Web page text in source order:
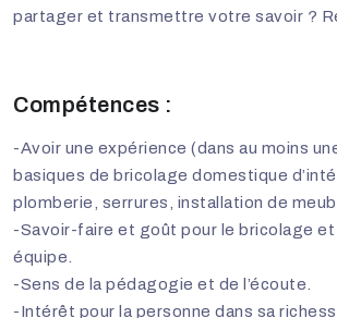
partager et transmettre votre savoir ?
Compétences :
-Avoir une expérience (dans au moins
basiques de bricolage domestique
plomberie, serrures, installation de
-Savoir-faire et goût pour le bricolage et
équipe.
-Sens de la pédagogie et de l’écoute.
-Intérêt pour la personne dans sa